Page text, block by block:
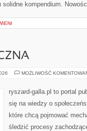
solidne kompendium.
MOŻLIWOŚĆ
ryszard-galla.pl to portal
się na wiedzy o
które chcą pojmować
śledzić procesy